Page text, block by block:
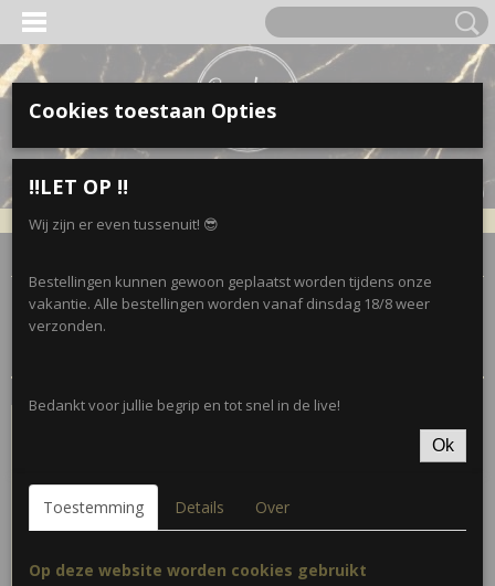
(0)
Sorteer op:
Cookies toestaan Opties
‼️LET OP ‼️
Wij zijn er even tussenuit! 😎
Bestellingen kunnen gewoon geplaatst worden tijdens onze
vakantie. Alle bestellingen worden vanaf dinsdag 18/8 weer
verzonden.
Bedankt voor jullie begrip en tot snel in de live!
Ok
Toestemming Details Over
Op deze website worden cookies gebruikt